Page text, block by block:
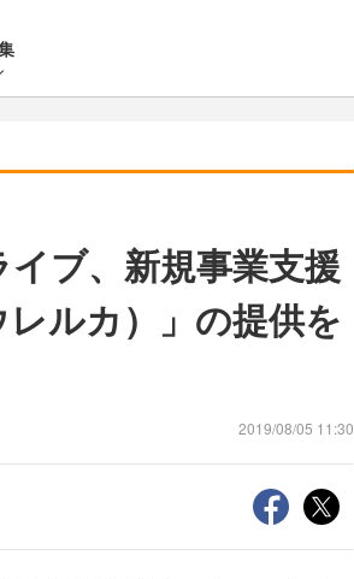
ブ、新規事業支援
ルカ）」の提供を
2019/08/05 11:30